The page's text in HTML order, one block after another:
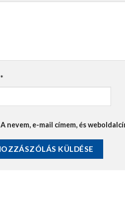
*
A nevem, e-mail címem, és